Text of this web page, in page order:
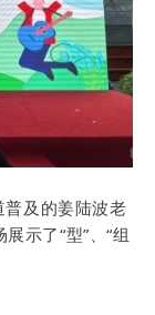
及的姜陆波老
示了“型”、“组